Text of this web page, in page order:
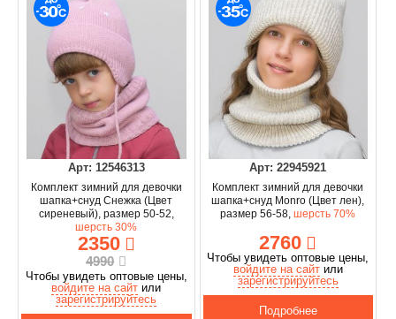
Арт: 12546313
Комплект зимний для девочки
шапка+снуд Снежка (Цвет
сиреневый), размер 50-52,
шерсть 30%
2350
4990
Чтобы увидеть оптовые цены,
войдите на сайт или
зарегистрируйтесь
Арт: 22945921
Комплект зимний для девочки
шапка+снуд Monro (Цвет лен),
размер 56-58,шерсть 70%
2760
Чтобы увидеть оптовые цены,
войдите на сайтили
зарегистрируйтесь
Подробнее